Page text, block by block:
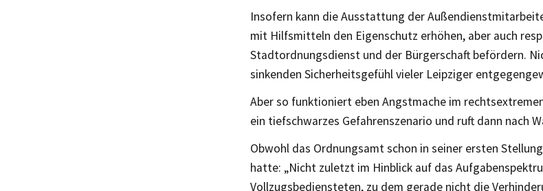
Insofern kann die Ausstattung der
mit Hilfsmitteln den Eigenschutz erhöhen, aber auch
Stadtordnungsdienst und der Bürgerschaft befördern.
sinkenden Sicherheitsgefühl vieler Leipziger
Aber so funktioniert eben Angstmache im
ein tiefschwarzes Gefahrenszenario und ruft dann nach
Obwohl das Ordnungsamt schon in seiner ersten
hatte: „Nicht zuletzt im Hinblick auf das
Vollzugsbediensteten, zu dem gerade nicht die